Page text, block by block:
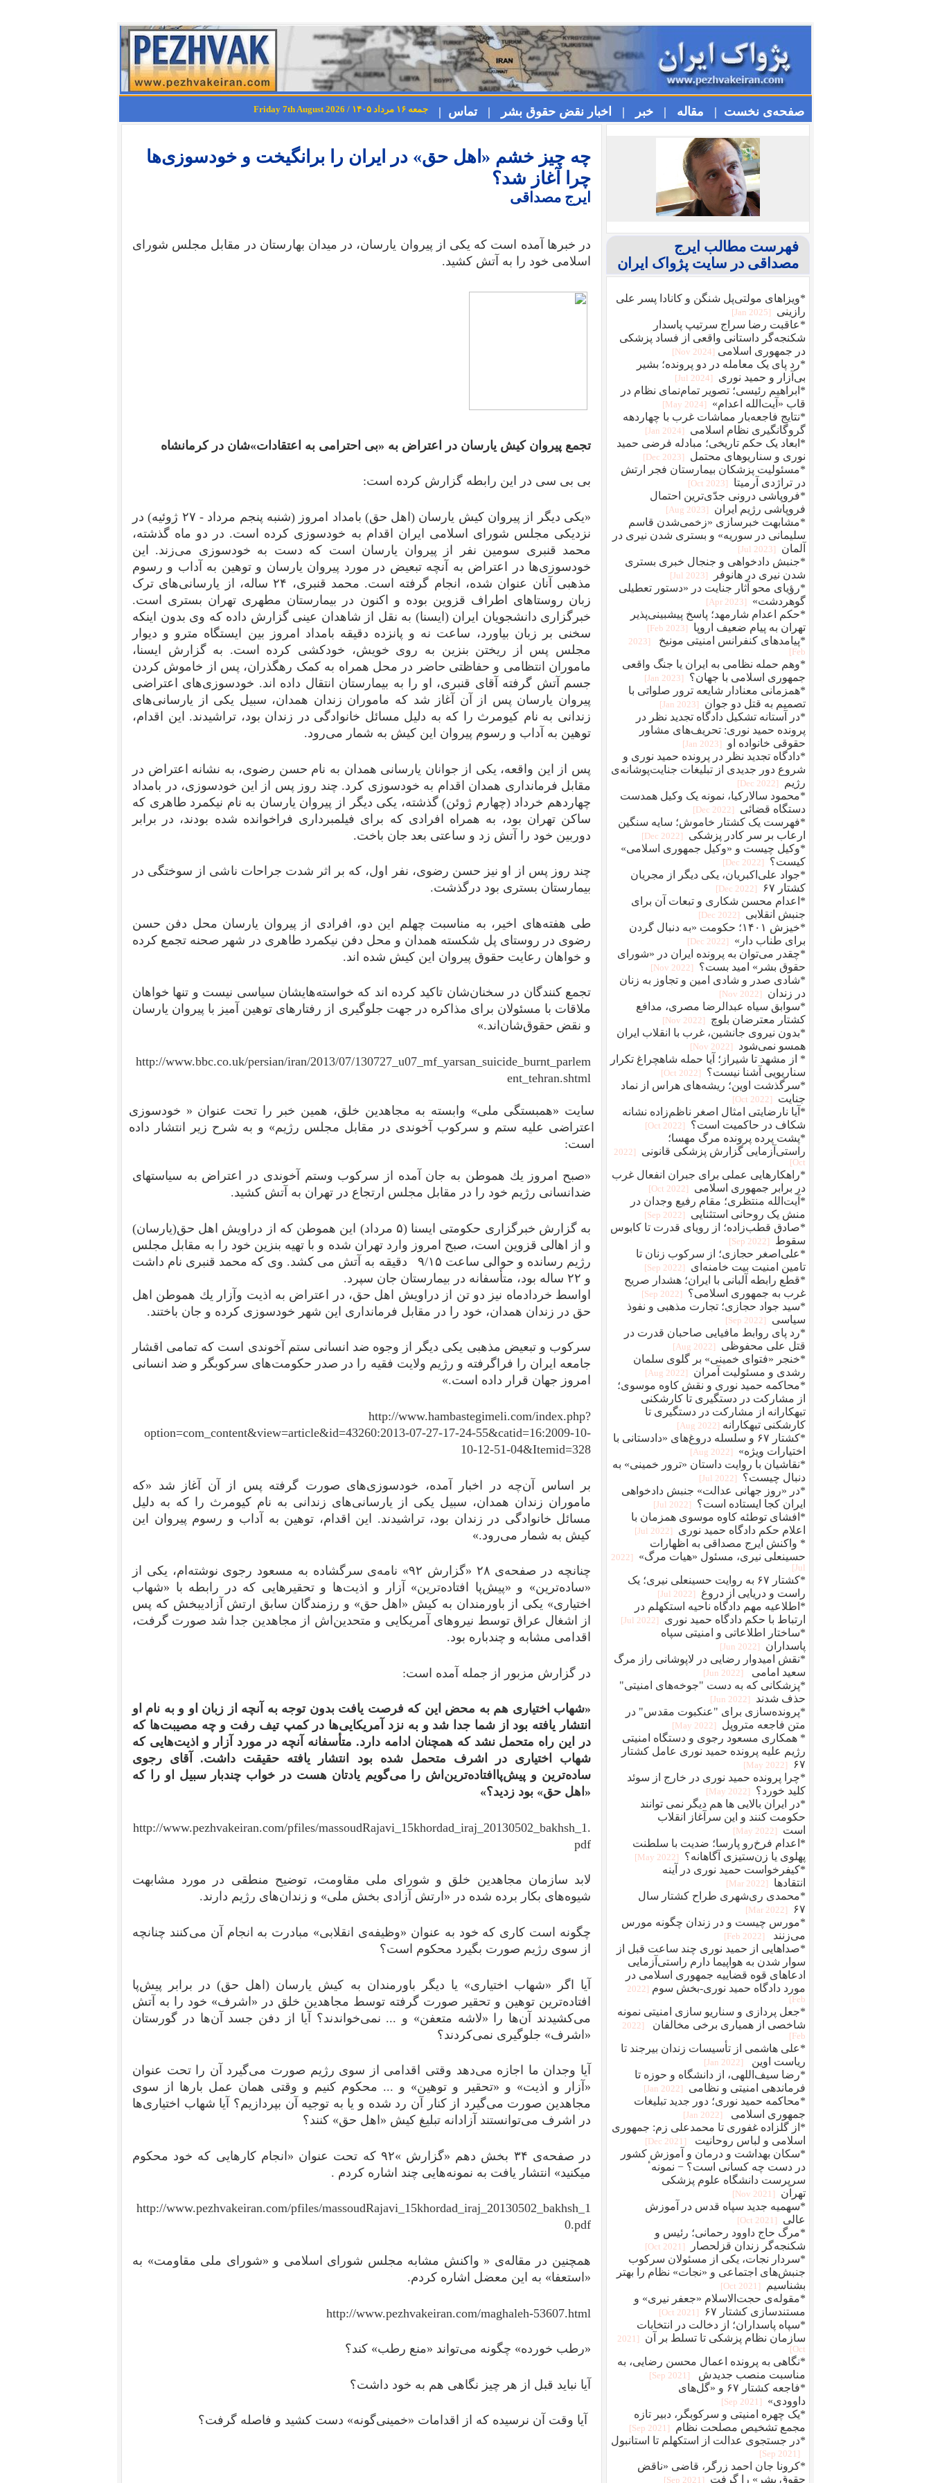
صفحه‌ی نخست | مقاله | خبر | اخبار نقض حقوق بشر | تماس | جمعه ۱۶ مرداد ۱۴۰۵ / Friday 7th August 2026
چه چیز خشم «‌اهل حق» در ایران را برانگیخت و خودسوزی‌ها
چرا آغاز شد؟
ایرج مصداقی
در خبر‌ها آمده است که یکی از پیروان یارسان، در میدان بهارستان در مقابل مجلس شورای
اسلامی خود را به آتش کشید.
تجمع پیروان کیش یارسان در اعتراض به «بی احترامی به اعتقادات»‌شان در کرمانشاه
بی بی سی در این رابطه گزارش کرده است:
«یکی دیگر از پیروان کیش یارسان (اهل حق) بامداد امروز (شنبه پنجم مرداد - ۲۷ ژوئیه) در
نزدیکی مجلس شورای اسلامی ایران اقدام به خودسوزی کرده است. در دو ماه گذشته،
محمد قنبری سومین نفر از پیروان یارسان است که دست به خودسوزی می‌زند. این
خودسوزی‌ها در اعتراض به آنچه تبعیض در مورد پیروان یارسان و توهین به آداب و رسوم
مذهبی آنان عنوان شده، انجام گرفته است. محمد قنبری، ۲۴ ساله، از یارسانی‌های ترک
زبان روستاهای اطراف قزوین بوده و اکنون در بیمارستان مطهری تهران بستری است.
خبرگزاری دانشجویان ایران (ایسنا) به نقل از شاهدان عینی گزارش داده که وی بدون اینکه
سخنی بر زبان بیاورد، ساعت نه و پانزده دقیقه بامداد امروز بین ایستگاه مترو و دیوار
مجلس پس از ریختن بنزین به روی خویش، خودکشی کرده است. به گزارش ایسنا،
ماموران انتظامی و حفاظتی حاضر در محل همراه به کمک رهگذران، پس از خاموش کردن
جسم آتش گرفته آقای قنبری، او را به بیمارستان انتقال داده اند. خودسوزی‌های اعتراضی
پیروان یارسان پس از آن آغاز شد که ماموران زندان همدان، سبیل یکی از یارسانی‌های
زندانی به نام کیومرث را که به دلیل مسائل خانوادگی در زندان بود، تراشیدند. این اقدام،
توهین به آداب و رسوم پیروان این کیش به شمار می‌رود.
پس از این واقعه، یکی از جوانان یارسانی همدان به نام حسن رضوی، به نشانه اعتراض در
مقابل فرمانداری همدان اقدام به خودسوزی کرد. چند روز پس از این خودسوزی، در بامداد
چهاردهم خرداد (چهارم ژوئن) گذشته، یکی دیگر از پیروان یارسان به نام نیکمرد طاهری که
ساکن تهران بود، به همراه افرادی که برای فیلمبرداری فراخوانده شده بودند، در برابر
دوربین خود را آتش زد و ساعتی بعد جان باخت.
چند روز پس از او نیز حسن رضوی، نفر اول، که بر اثر شدت جراحات ناشی از سوختگی در
بیمارستان بستری بود درگذشت.
طی هفته‌های اخیر، به مناسبت چهلم این دو، افرادی از پیروان یارسان محل دفن حسن
رضوی در روستای پل شکسته همدان و محل دفن نیکمرد طاهری در شهر صحنه تجمع کرده
و خواهان رعایت حقوق پیروان این کیش شده اند.
تجمع کنندگان در سخنان‌شان تاکید کرده اند که خواسته‌هایشان سیاسی نیست و تنها خواهان
ملاقات با مسئولان برای مذاکره در جهت جلوگیری از رفتارهای توهین آمیز با پیروان یارسان
و نقض حقوق‌شان‌اند.»
http://www.bbc.co.uk/persian/iran/2013/07/130727_u07_mf_yarsan_suicide_burnt_parlem
ent_tehran.shtml
سایت «همبستگی ملی» وابسته به مجاهدین خلق، همین خبر را تحت عنوان « خودسوزی
اعتراضی علیه ستم و سركوب آخوندی در مقابل مجلس رژیم» و به شرح زیر انتشار داده
است:‌
«صبح امروز یك هموطن به جان آمده از سركوب وستم آخوندی در اعتراض به سیاستهای
ضدانسانی رژیم خود را در مقابل مجلس ارتجاع در تهران به آتش كشید.
به گزارش خبرگزاری حكومتی ایسنا (۵ مرداد) این هموطن كه از دراویش اهل حق(یارسان)
و از اهالی قزوین است، صبح امروز وارد تهران شده و با تهیه بنزین خود را به مقابل مجلس
رژیم رسانده و حوالی ساعت ۹/۱۵ دقیقه به آتش می كشد. وی كه محمد قنبری نام داشت
و ۲۲ ساله بود، متأسفانه در بیمارستان جان سپرد.
اواسط خردادماه نیز دو تن از دراویش اهل حق، در اعتراض به اذیت وآزار یك هموطن اهل
حق در زندان همدان، خود را در مقابل فرمانداری این شهر خودسوزی كرده و جان باختند.
سركوب و تبعیض مذهبی یكی دیگر از وجوه ضد انسانی ستم آخوندی است كه تمامی اقشار
جامعه ایران را فراگرفته و رژیم ولایت فقیه را در صدر حكومت‌های سركوبگر و ضد انسانی
امروز جهان قرار داده است.»
http://www.hambastegimeli.com/index.php?
option=com_content&view=article&id=43260:2013-07-27-17-24-55&catid=16:2009-10-
10-12-51-04&Itemid=328
بر اساس آن‌چه در اخبار آمده، خودسوزی‌های صورت گرفته پس از آن آغاز شد «که
ماموران زندان همدان، سبیل یکی از یارسانی‌های زندانی به نام کیومرث را که به دلیل
مسائل خانوادگی در زندان بود، تراشیدند. این اقدام، توهین به آداب و رسوم پیروان این
کیش به شمار می‌رود.»
چنانچه در صفحه‌ی ۲۸ «گزارش ۹۲» نامه‌ی سرگشاده به مسعود رجوی نوشته‌‌ام، یکی از
«ساده‌ترین» و «پیش‌پا افتاده‌ترین» آزار و اذیت‌ها و تحقیر‌هایی که در رابطه با «شهاب
اختیاری» یکی از باورمندان به کیش «اهل حق» و رزمندگان سابق ارتش آزادیبخش که پس
از اشغال عراق توسط نیروهای آمریکایی و متحدین‌اش از مجاهدین جدا شد صورت گرفت،
اقدامی مشابه و چندباره بود.
در گزارش مزبور از جمله آمده است:‌
«شهاب اختیاری هم به محض این که فرصت یافت بدون توجه به آنچه از زبان او و به نام او
انتشار یافته بود از شما جدا شد و به نزد آمریکایی‌ها در کمپ تیف رفت و چه مصیبت‌ها که
در این راه متحمل نشد که همچنان ادامه دارد. متأسفانه آنچه در مورد آزار و اذیت‌هایی که
شهاب اختیاری در اشرف متحمل شده بود انتشار یافته حقیقت داشت. آقای رجوی
ساده‌ترین و پیش‌پاافتاده‌ترین‌اش را می‌گویم یادتان هست در خواب چندبار سبیل او را که
«اهل حق» بود زدید؟»
http://www.pezhvakeiran.com/pfiles/massoudRajavi_15khordad_iraj_20130502_bakhsh_1.
pdf
لابد سازمان مجاهدین خلق و شورای ملی مقاومت، توضیح منطقی در مورد مشابهت
شیوه‌های بکار برده شده در «ارتش آزادی بخش ملی» و زندان‌های رژیم دارند.
چگونه است کاری که خود به عنوان «وظیفه‌ی انقلابی» مبادرت به انجام آن می‌کنند چنانچه
از سوی رژیم صورت بگیرد محکوم است؟
آیا اگر «شهاب اختیاری» یا دیگر باورمندان به کیش یارسان (اهل حق) در برابر پیش‌پا
افتاده‌ترین توهین و تحقیر صورت گرفته توسط مجاهدین خلق در «اشرف» خود را به آتش
می‌کشیدند آن‌ها را «لاشه متعفن» و ... نمی‌خواندند؟ آیا از دفن جسد آن‌ها در گورستان
«اشرف» جلوگیری نمی‌کردند؟
آیا وجدان ما اجازه می‌دهد وقتی اقدامی از سوی رژیم صورت می‌گیرد آن را تحت عنوان
«آزار و اذیت» و «تحقیر و توهین» و ... محکوم کنیم و وقتی همان عمل بارها از سوی
مجاهدین صورت می‌گیرد از کنار آن رد شده و یا به توجیه آن بپردازیم؟ آیا شهاب اختیاری‌ها
در اشرف می‌توانستند آزادانه تبلیغ کیش «اهل حق» کنند؟
در صفحه‌ی ۳۴ بخش دهم «گزارش »۹۲ که تحت عنوان «انجام کارهایی که خود محکوم
میکنید» انتشار یافت به نمونه‌هایی چند اشاره کردم .
http://www.pezhvakeiran.com/pfiles/massoudRajavi_15khordad_iraj_20130502_bakhsh_1
0.pdf
همچنین در مقاله‌ی « واکنش مشابه‌ مجلس شورای اسلامی و «شورای ملی مقاومت» به
«استعفا» به این معضل اشاره کردم.
http://www.pezhvakeiran.com/maghaleh-53607.html
«رطب خورده» چگونه می‌تواند «منع رطب» کند؟
آیا نباید قبل از هر چیز نگاهی هم به خود داشت؟‌
آیا وقت آن نرسیده که از اقدامات «خمینی‌گونه» دست کشید و فاصله گرفت؟
فهرست مطالب ایرج
مصداقی در سایت پژواک ایران
*ویزا‌های مولتی‌پل شنگن و کانادا پسر علی
رازینی
[2025 Jan]
*عاقبت رضا سراج سرتيپ پاسدار
شکنجه‌گر داستانی واقعی از فساد پزشکی
در جمهوری اسلامی [2024 Nov]
*رد پای یک معامله در دو پرونده؛ بشیر
بی‌آزار و حمید نوری
[2024 Jul]
*ابراهیم رئیسی؛ تصویر تمام‌نمای نظام در
قاب «آیت‌الله اعدام»
[2024 May]
*نتایج فاجعه‌بار مماشات غرب با چهاردهه
گروگانگیری نظام اسلامی
[2024 Jan]
*ابعاد یک حکم تاریخی؛ مبادله فرضی حمید
نوری و سناریوهای محتمل
[2023 Dec]
*مسئولیت پزشکان بیمارستان فجر ارتش
در تراژدی آرمیتا
[2023 Oct]
*فروپاشی درونی جدّی‌ترین احتمال
فروپاشی رژیم ایران
[2023 Aug]
*مشابهت خبرسازی «زخمی‌شدن قاسم
سلیمانی در سوریه» و بستری شدن نیری در
آلمان
[2023 Jul]
*جنبش دادخواهی و جنجال خبری بستری
شدن نیری در هانوفر
[2023 Jul]
*رؤیای محو آثار جنایت در «دستور تعطیلی
گوهردشت»
[2023 Apr]
*حکم اعدام شارمهد؛ پاسخ پیشبینی‌پذیر
تهران به پیام ضعیف اروپا
[2023 Feb]
*پیامدهای کنفرانس امنیتی مونیخ
[2023
Feb]
*وهم حمله نظامی به ایران یا جنگ واقعی
جمهوری اسلامی با جهان؟
[2023 Jan]
*همزمانی معنادار شایعه ترور صلواتی با
تصمیم به قتل دو جوان
[2023 Jan]
*در آستانه تشکیل دادگاه تجدید نظر در
پرونده حمید نوری: تحریف‌های مشاور
حقوقی خانواده او
[2023 Jan]
*دادگاه تجدید نظر در پرونده حمید نوری و
شروع دور جدیدی از تبلیغات جنایت‌پوشانه‌ی
رژیم
[2022 Dec]
*محمود سالارکیا، نمونه یک وکیل همدست
دستگاه قضائی
[2022 Dec]
*فهرست یک کشتار خاموش؛ سایه سنگین
ارعاب بر سر کادر پزشکی
[2022 Dec]
*وکیل چیست و «وکیل جمهوری اسلامی»
کیست؟
[2022 Dec]
*جواد علی‌اکبریان، یکی دیگر از مجریان
کشتار ۶۷
[2022 Dec]
*اعدام محسن شکاری و تبعات آن برای
جنبش انقلابی
[2022 Dec]
*خیزش ۱۴۰۱؛ حکومت «به دنبال گردن
برای طناب دار»
[2022 Dec]
*چقدر می‌توان به پرونده ایران در «شورای
حقوق بشر» امید بست؟
[2022 Nov]
*شادی صدر و شادی امین و تجاوز به زنان
در زندان
[2022 Nov]
*سوابق سیاه عبدالرضا مصری، مدافع
کشتار معترضان بلوچ
[2022 Nov]
*بدون نیروی جانشین، غرب با انقلاب ایران
همسو نمی‌شود
[2022 Nov]
* از مشهد تا شیراز؛ آیا حمله شاهچراغ تکرار
سناریویی آشنا نیست؟
[2022 Oct]
*سرگذشت اوین؛ ریشه‌های هراس از نماد
جنایت
[2022 Oct]
*آیا نارضایتی امثال اصغر ناظم‌زاده نشانه
شکاف در حاکمیت است؟
[2022 Oct]
*پشت پرده پرونده مرگ مهسا؛
راستی‌آزمایی گزارش پزشکی قانونی
[2022
Oct]
*راهکارهایی عملی برای جبران انفعال غرب
در برابر جمهوری اسلامی
[2022 Oct]
*آیت‌الله منتظری؛ مقام رفیع وجدان در
منش یک روحانی استثنایی
[2022 Sep]
*صادق قطب‌زاده؛ از رویای قدرت تا کابوس
سقوط
[2022 Sep]
*علی‌اصغر حجازی؛ از سرکوب زنان تا
تامین امنیت بیت خامنه‌ای
[2022 Sep]
*قطع رابطه آلبانی با ایران؛ هشدار صریح
غرب به جمهوری اسلامی؟
[2022 Sep]
*سید جواد حجازی؛ تجارت مذهبی و نفوذ
سیاسی
[2022 Sep]
*رد پای روابط مافيایی صاحبان قدرت در
قتل علی محفوظی
[2022 Aug]
*خنجر «فتوای خمینی» بر گلوی سلمان
رشدی و مسئولیت آمران
[2022 Aug]
*محاکمه حمید نوری و نقش کاوه موسوی؛
از مشارکت در دستگیری تا کارشکنی
تبهکارانه از مشارکت در دستگیری تا
کارشکنی تبهکارانه [2022 Aug]
*کشتار ۶۷ و سلسله دروغ‌های «دادستانی با
اختیارات ویژه»
[2022 Aug]
*نقاشیان با روایت داستان «ترور خمینی» به
دنبال چیست؟
[2022 Jul]
*در «روز جهانی عدالت» جنبش دادخواهی
ایران کجا ایستاده است؟
[2022 Jul]
*افشای توطئه کاوه موسوی همزمان با
اعلام حکم دادگاه حمید نوری
[2022 Jul]
* واکنش ایرج مصداقی به اظهارات
حسینعلی نیری، مسئول «هیات مرگ»
[2022
Jul]
*کشتار ۶۷ به روایت حسینعلی نیری؛ یک
راست و دریایی از دروغ
[2022 Jul]
*اطلاعیه مهم دادگاه ناحیه استکهلم در
ارتباط با حکم دادگاه حمید نوری
[2022 Jul]
*ساختار اطلاعاتی و امنیتی سپاه
پاسداران
[2022 Jun]
*نقش امیدوار رضایی در لاپوشانی راز مرگ
سعید امامی
[2022 Jun]
*پزشکانی که به دست "جوخه‌های امنیتی"
حذف شدند
[2022 Jun]
*پرونده‌سازی برای "عنکبوت مقدس" در
متن فاجعه متروپل
[2022 May]
* همکاری مسعود رجوی و دستگاه امنیتی
رژیم علیه پرونده حمید نوری عامل کشتار
۶۷
[2022 May]
*چرا پرونده حمید نوری در خارج از سوئد
کلید خورد؟
[2022 May]
*در ایران بالایی ها هم دیگر نمی توانند
حکومت کنند و این سرآغاز انقلاب
است
[2022 May]
*اعدام فرخ‌رو پارسا؛ ضديت با سلطنت
پهلوی يا زن‌ستيزی آگاهانه؟
[2022 May]
*کیفرخواست حمید نوری در آینه
انتقادها
[2022 Mar]
*محمدی‌ ری‌شهری طراح کشتار سال
۶۷
[2022 Mar]
*مورس چیست و در زندان چگونه مورس
می‌زنند
[2022 Feb]
*صداهایی از حمید نوری چند ساعت قبل از
سوار شدن به هواپیما دارم راستی‌آزمایی
ادعاهای قوه قضاییه جمهوری اسلامی در
مورد دادگاه حمید نوری-بخش سوم
[2022
Feb]
*جعل پردازی و سناريو سازی امنيتی نمونه
شاخصی از همياری برخی مخالفان
[2022
Feb]
*علی هاشمی از تأسیسات زندان بیرجند تا
ریاست اوین
[2022 Jan]
*رضا سیف‌اللهی، از دانشگاه و حوزه تا
فرماندهی امنیتی و نظامی
[2022 Jan]
*محاکمه حميد نوری؛ دور جديد تبلیغات
جمهوری اسلامی
[2022 Jan]
*از گلزاده غفوری تا محمدعلی زم: جمهوری
اسلامی و لباس روحانیت
[2021 Dec]
*سکان بهداشت و درمان و آموزش کشور
در دست چه کسانی است؟ − نمونهٴ
سرپرست دانشگاه علوم پزشکی
تهران
[2021 Nov]
*سهمیه جدید سپاه قدس در آموزش
عالی
[2021 Oct]
*مرگ حاج داوود رحمانی؛ رئیس و
شکنجه‌گر زندان قزلحصار
[2021 Oct]
*سردار نجات، یکی از مسئولان سرکوب
جنبش‌های اجتماعی و «نجات» نظام را بهتر
بشناسیم
[2021 Oct]
*مقوله‌ی حجت‌الاسلام «جعفر نیری» و
مستند‌سازی کشتار ۶۷
[2021 Oct]
*سپاه پاسداران؛ از دخالت در انتخابات
سازمان نظام پزشکی تا تسلط بر آن
[2021
Oct]
*نگاهی به پرونده اعمال محسن رضایی، به
مناسبت منصب جدیدش
[2021 Sep]
*فاجعه کشتار ۶۷ و «گل‌های
داوودی»
[2021 Sep]
*یک چهره‌‌ امنیتی و سرکوبگر، دبیر تازه
مجمع تشخیص مصلحت نظام
[2021 Sep]
*در جستجوی عدالت از استکهلم تا استانبول
[2021 Sep]
*کرونا جان احمد زرگر، قاضی «ناقض
حقوق بشر» را گرفت
[2021 Sep]